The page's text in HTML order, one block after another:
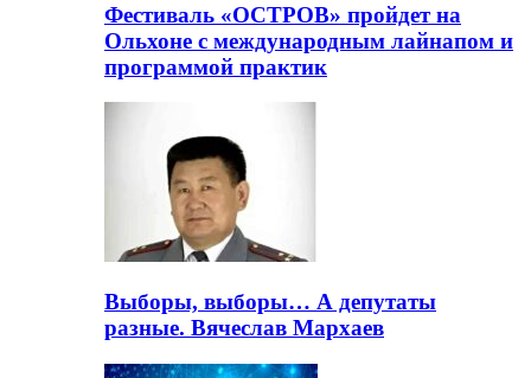
Фестиваль «ОСТРОВ» пройдет на
Ольхоне с международным лайнапом и
программой практик
Выборы, выборы… А депутаты
разные. Вячеслав Мархаев